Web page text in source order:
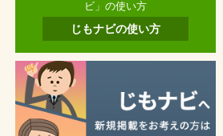
ビ」の使い方
じもナビの使い方